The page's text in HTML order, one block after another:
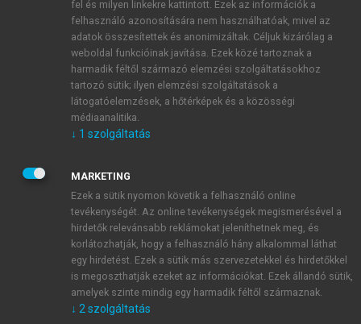
1 óra díjmentes hozzáférés
E-MAIL-CÍM
JELSZÓ
JELSZÓ ÚJRA
Kérek értesítést a MeRSZ újdonságairól, akcióiról.
Kérek értesítést az Akadémiai Kiadó Zrt. újdonságairól,
fel és milyen linkekre kattintott. Ezek az információk a
felhasználó azonosítására nem használhatóak, mivel az
adatok összesítettek és anonimizáltak. Céljuk kizárólag a
weboldal funkcióinak javítása. Ezek közé tartoznak a
harmadik féltől származó elemzési szolgáltatásokhoz
tartozó sütik; ilyen elemzési szolgáltatások a
látogatóelemzések, a hőtérképek és a közösségi
médiaanalitika.
↓ 1 szolgáltatás
MARKETING
Ezek a sütik nyomon követik a felhasználó online
tevékenységét. Az online tevékenységek megismerésével a
hirdetők relevánsabb reklámokat jeleníthetnek meg, és
korlátozhatják, hogy a felhasználó hány alkalommal láthat
egy hirdetést. Ezek a sütik más szervezetekkel és hirdetőkkel
is megoszthatják ezeket az információkat. Ezek állandó sütik,
amelyek szinte mindig egy harmadik féltől származnak.
↓ 2 szolgáltatás